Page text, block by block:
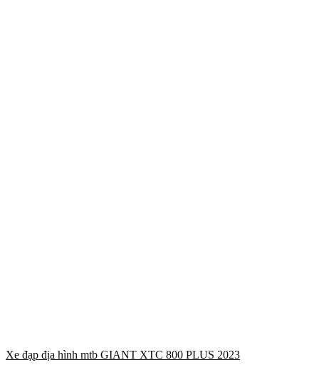
Xe đạp địa hình mtb GIANT XTC 800 PLUS 2023